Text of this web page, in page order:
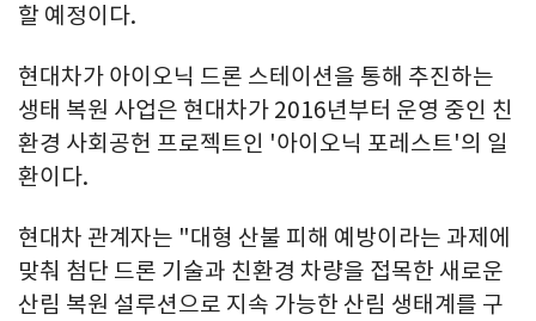
할 예정이다.
현대차가 아이오닉 드론 스테이션을 통해 추진하는
생태 복원 사업은 현대차가 2016년부터 운영 중인 친
환경 사회공헌 프로젝트인 '아이오닉 포레스트'의 일
환이다.
현대차 관계자는 "대형 산불 피해 예방이라는 과제에
맞춰 첨단 드론 기술과 친환경 차량을 접목한 새로운
산림 복원 설루션으로 지속 가능한 산림 생태계를 구